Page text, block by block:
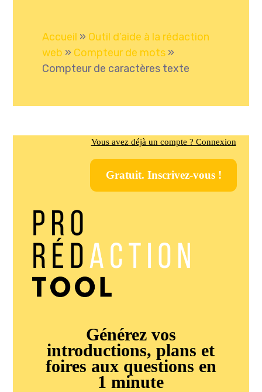
Accueil » Outil d’aide à la rédaction
web » Compteur de mots »
Compteur de caractères texte
Vous avez déjà un compte ? Connexion
Gratuit. Inscrivez-vous !
Générez vos
introductions, plans et
foires aux questions en
1 minute